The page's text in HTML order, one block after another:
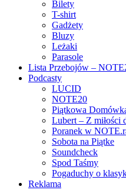
Bilety
T-shirt
Gadżety
Bluzy
Leżaki
Parasole
Lista Przebojów –
Podcasty
LUCID
NOTE20
Piątkowa
Lubert – Z miłości
Poranek w
Sobota na Piątke
Soundcheck
Spod Taśmy
Pogaduchy o
Reklama